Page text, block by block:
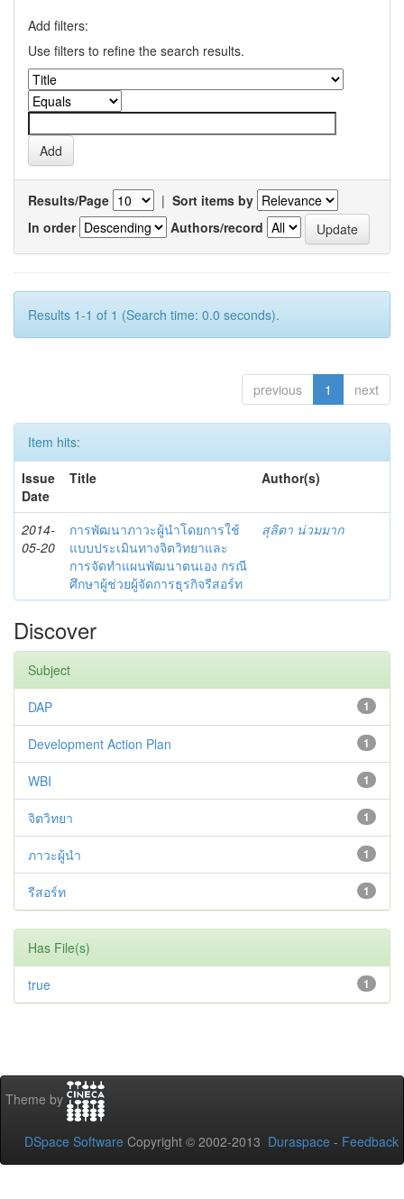
Add filters:
Use filters to refine the search results.
Results/Page | Sort items by
In order
Authors/record
Results 1-1 of 1 (Search time: 0.0 seconds).
previous 1 next
Item hits:
Issue
Date
Title Author(s)
2014-
05-20
การพัฒนาภาวะผู้นำโดยการใช้
แบบประเมินทางจิตวิทยาและ
การจัดทำแผนพัฒนาตนเอง กรณี
ศึกษาผู้ช่วยผู้จัดการธุรกิจรีสอร์ท
สุลิตา น่วมมาก
Discover
Subject
1
DAP
1
Development Action Plan
1
WBI
1
จิตวิทยา
1
ภาวะผู้นำ
1
รีสอร์ท
Has File(s)
1
true
Theme by
DSpace Software Copyright © 2002-2013 Duraspace - Feedback